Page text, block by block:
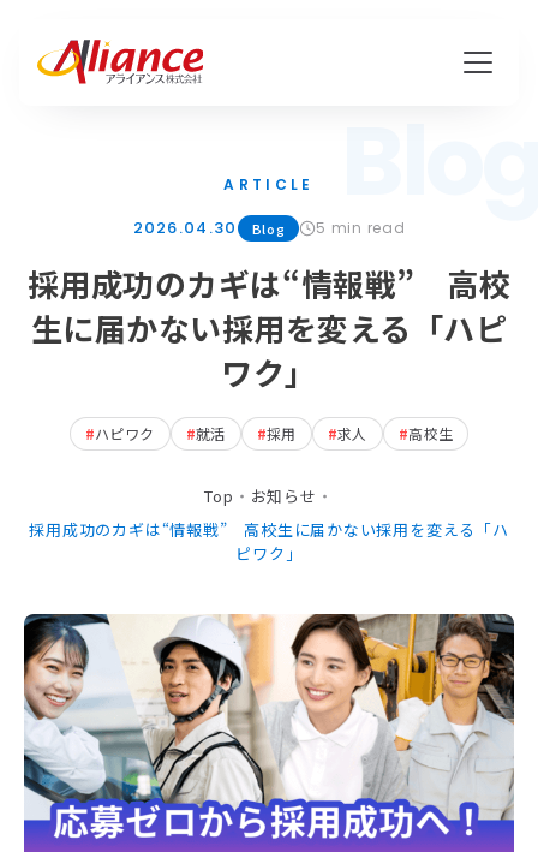
Mission・Vision・Value
会社概要
ハピワク・HR事業
保険代理店事業
お知らせ
活動実績
Blog
News
ARTICLE
2026.04.30 Blog 5 min read
採用成功のカギは“情報戦” 高校
生に届かない採用を変える「ハピ
ワク」
#ハピワク #就活 #採用 #求人 #高校生
Top ・ お知らせ ・
採用成功のカギは“情報戦” 高校生に届かない採用を変える「ハ
ピワク」